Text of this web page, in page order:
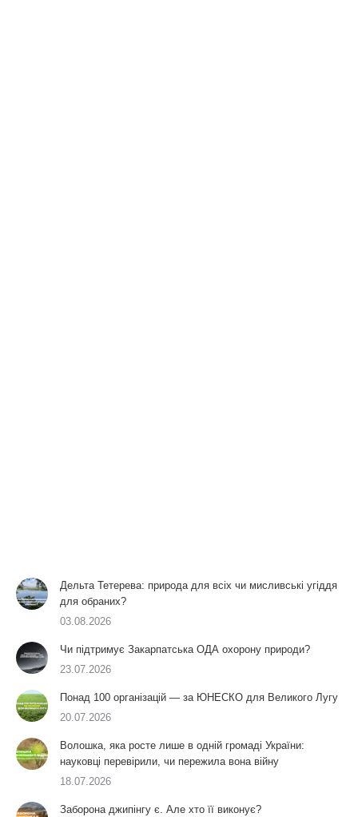
Дельта Тетерева: природа для всіх чи мисливські угіддя
для обраних?
03.08.2026
Чи підтримує Закарпатська ОДА охорону природи?
23.07.2026
Понад 100 організацій — за ЮНЕСКО для Великого Лугу
20.07.2026
Волошка, яка росте лише в одній громаді України:
науковці перевірили, чи пережила вона війну
18.07.2026
Заборона джипінгу є. Але хто її виконує?